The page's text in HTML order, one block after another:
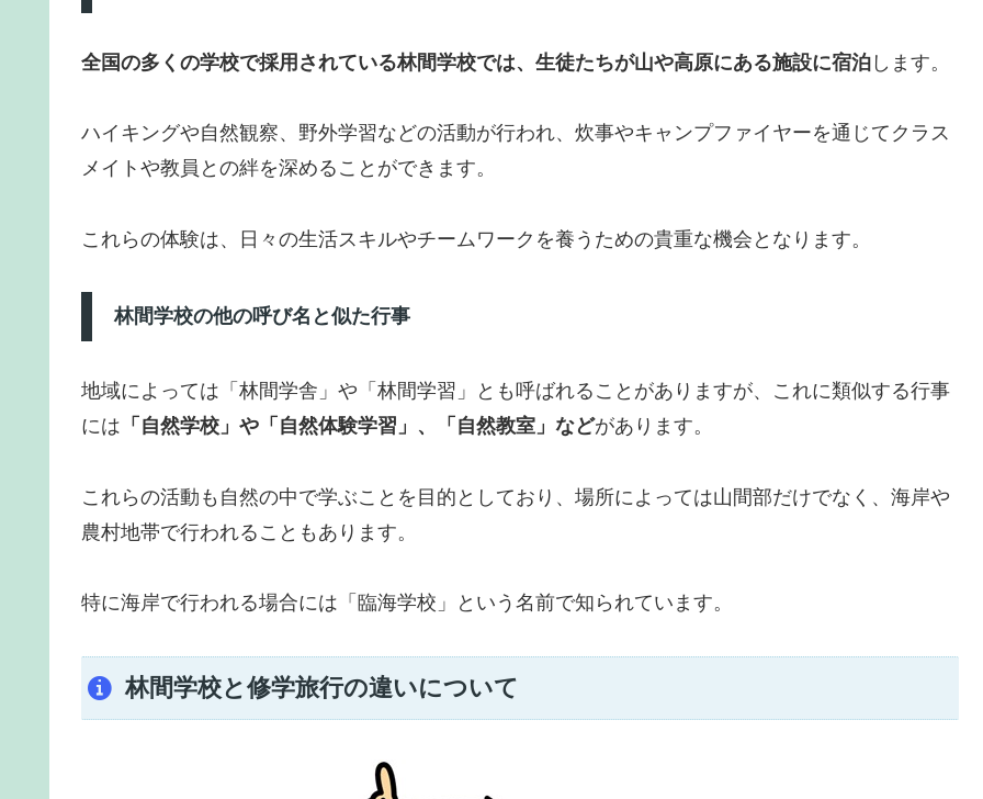
全国の多くの学校で採用されている林間学校では、生徒たちが山や高原にある施設に宿泊 します。
ハイキングや自然観察、野外学習などの活動が行われ、炊事やキャンプファイヤーを通じてクラス
メイトや教員との絆を深めることができます。
これらの体験は、日々の生活スキルやチームワークを養うための貴重な機会となります。
林間学校の他の呼び名と似た行事
地域によっては「林間学舎」や「林間学習」とも呼ばれることがありますが、これに類似する行事
には 「自然学校」や「自然体験学習」、「自然教室」などがあります。
これらの活動も自然の中で学ぶことを目的としており、場所によっては山間部だけでなく、海岸や
農村地帯で行われることもあります。
特に海岸で行われる場合には「臨海学校」という名前で知られています。
林間学校と修学旅行の違いについて